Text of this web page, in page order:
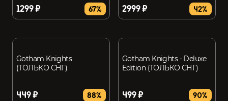
1299 ₽ 67% 2999 ₽ 42%
Gotham Knights
(ТОЛЬКО СНГ)
449 ₽ 88%
Gotham Knights - Deluxe
Edition (ТОЛЬКО СНГ)
499 ₽ 90%